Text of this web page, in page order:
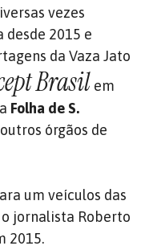
vezes
desde 2015 e
da Vaza Jato
Brasil em
Folha de S.
órgãos de
um veículos das
jornalista Roberto
2015.